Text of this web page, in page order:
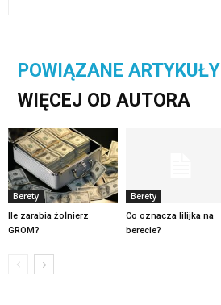
POWIĄZANE ARTYKUŁY
WIĘCEJ OD AUTORA
Berety
Ile zarabia żołnierz
GROM?
Berety
Co oznacza lilijka na
berecie?